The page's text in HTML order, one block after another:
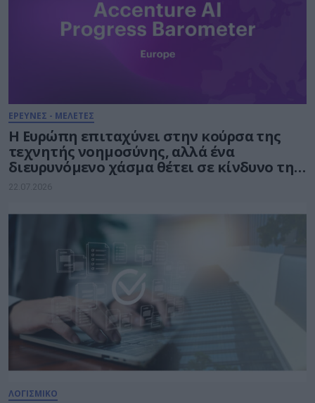
ΕΡΕΥΝΕΣ - ΜΕΛΕΤΕΣ
Η Ευρώπη επιταχύνει στην κούρσα της
τεχνητής νοημοσύνης, αλλά ένα
διευρυνόμενο χάσμα θέτει σε κίνδυνο την
πρόοδό της
22.07.2026
ΛΟΓΙΣΜΙΚΟ